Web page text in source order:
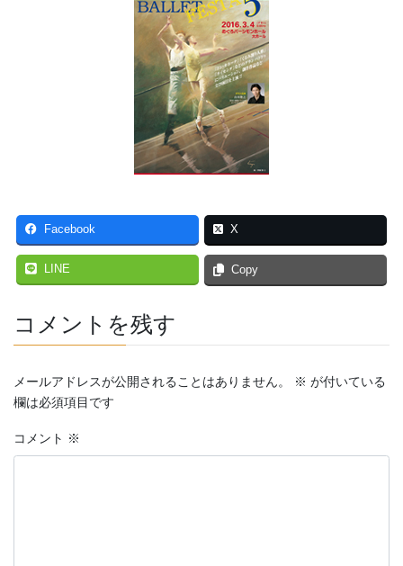
Facebook X
LINE Copy
コメントを残す
メールアドレスが公開されることはありません。 ※ が付いている
欄は必須項目です
コメント ※